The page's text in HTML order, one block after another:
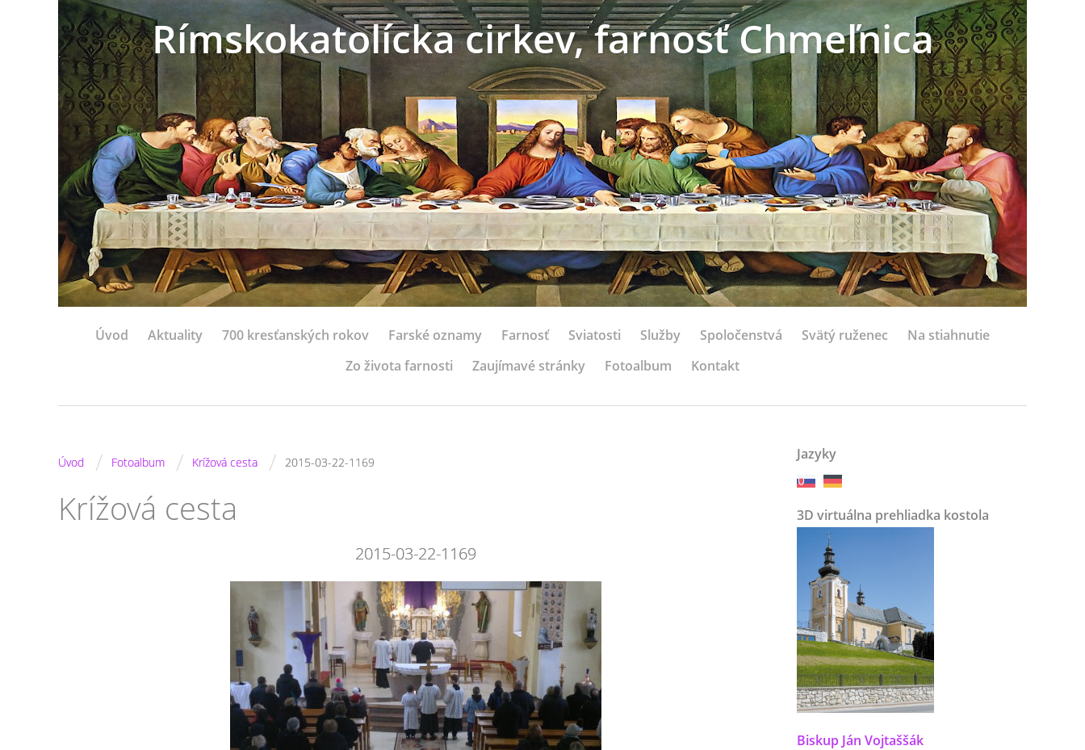
Rímskokatolícka cirkev, farnosť Chmeľnica
Úvod Aktuality 700 kresťanských rokov Farské oznamy Farnosť Sviatosti Služby Spoločenstvá Svätý ruženec
Na stiahnutie
Zo života farnosti
Zaujímavé stránky Fotoalbum Kontakt
Úvod / Fotoalbum / Krížová cesta / 2015-03-22-1169
Krížová cesta
2015-03-22-1169
Jazyky
3D virtuálna prehliadka kostola
Biskup Ján Vojtaššák